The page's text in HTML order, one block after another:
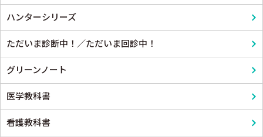
ハンターシリーズ
ただいま診断中！／ただいま回診中！
グリーンノート
医学教科書
看護教科書